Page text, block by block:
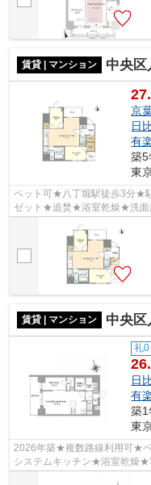
賃貸 | マンション 中央区
京
日
有
築5
東
ペット可★八丁堀駅徒歩3分★
ゼット★追焚★浴室乾燥★洗面
出し可★
賃貸 | マンション 中央区
礼0
日
有
築1
東
2026年築★複数路線利用可★
システムキッチン★浴室乾燥